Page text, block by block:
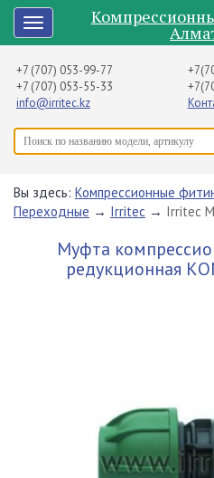
+7 (707) 053-99-77
+7 (707) 053-55-33
info@irritec.kz
Вы здесь: Компрессионные
Переходные → Irritec → Irritec
Муфта
редукционная